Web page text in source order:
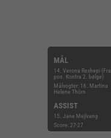
MÅL
14. Verona Rexhepi (Fra
pos. Kontra 2. bølge)
Målvogter: 16. Martina
Helene Thörn
ASSIST
15. Jane Mejlvang
Score: 27-27